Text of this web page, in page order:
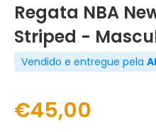
Regata NBA
Striped -
Vendido e entregue pela
€45,00